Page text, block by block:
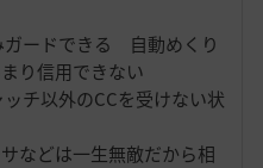
ードできる 自動めくり
り信用できない
チ以外のCCを受けない状
どは一生無敵だから相